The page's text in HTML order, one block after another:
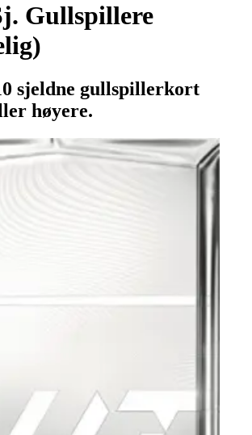
Gullspillere
sjeldne gullspillerkort
høyere.